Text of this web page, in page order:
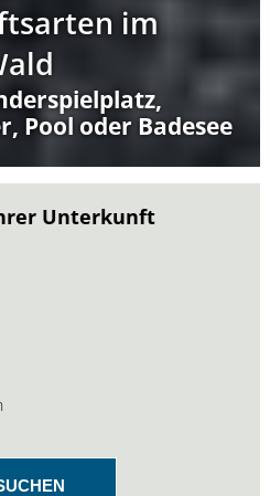
im
Pool oder Badesee
Unterkunft